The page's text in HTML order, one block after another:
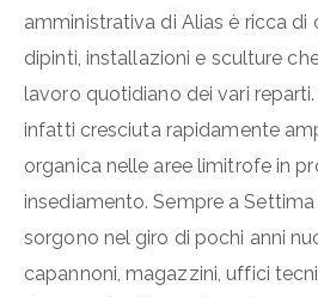
amministrativa di Alias è ricca di
dipinti, installazioni e sculture
lavoro quotidiano dei vari reparti.
infatti cresciuta rapidamente
organica nelle aree limitrofe in
insediamento. Sempre a
sorgono nel giro di pochi anni
capannoni, magazzini, uffici